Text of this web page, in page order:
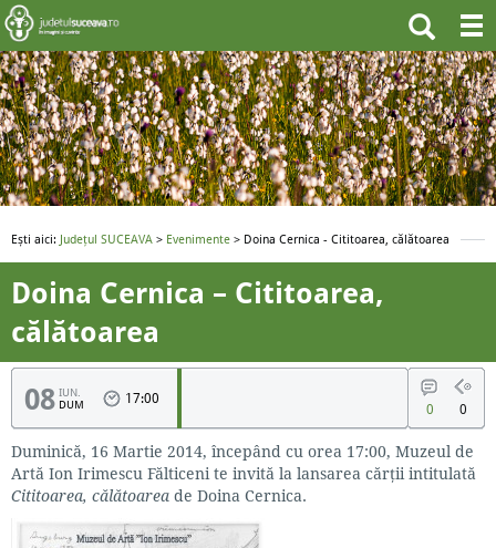
Ești aici: Județul SUCEAVA > Evenimente > Doina Cernica - Cititoarea, călătoarea
Doina Cernica – Cititoarea,
călătoarea
08 IUN.
DUM
17:00
0 0
Duminică, 16 Martie 2014, începând cu orea 17:00, Muzeul de
Artă Ion Irimescu Fălticeni te invită la lansarea cărții intitulată
Cititoarea, călătoarea de Doina Cernica.